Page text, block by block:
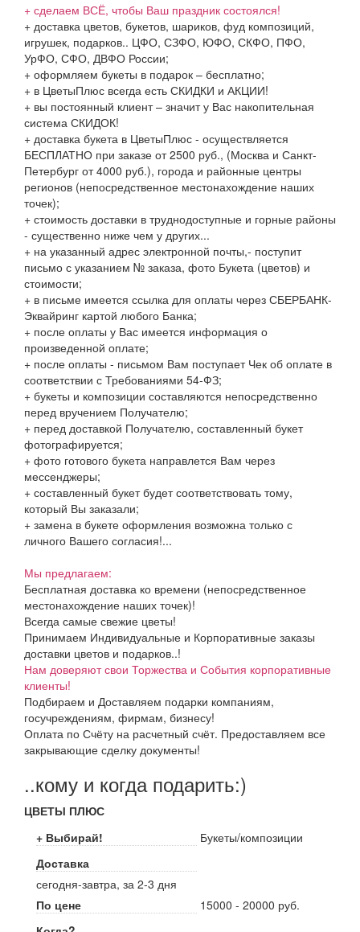
+ сделаем ВСЁ, чтобы Ваш праздник состоялся!
+ доставка цветов, букетов, шариков, фуд композиций,
игрушек, подарков.. ЦФО, СЗФО, ЮФО, СКФО, ПФО,
УрФО, СФО, ДВФО России;
+ оформляем букеты в подарок – бесплатно;
+ в ЦветыПлюс всегда есть СКИДКИ и АКЦИИ!
+ вы постоянный клиент – значит у Вас накопительная
система СКИДОК!
+ доставка букета в ЦветыПлюс - осуществляется
БЕСПЛАТНО при заказе от 2500 руб., (Москва и Санкт-
Петербург от 4000 руб.), города и районные центры
регионов (непосредственное местонахождение наших
точек);
+ стоимость доставки в труднодоступные и горные районы
- существенно ниже чем у других...
+ на указанный адрес электронной почты,- поступит
письмо с указанием № заказа, фото Букета (цветов) и
стоимости;
+ в письме имеется ссылка для оплаты через СБЕРБАНК-
Эквайринг картой любого Банка;
+ после оплаты у Вас имеется информация о
произведенной оплате;
+ после оплаты - письмом Вам поступает Чек об оплате в
соответствии с Требованиями 54-ФЗ;
+ букеты и композиции составляются непосредственно
перед вручением Получателю;
+ перед доставкой Получателю, составленный букет
фотографируется;
+ фото готового букета направлется Вам через
мессенджеры;
+ составленный букет будет соответствовать тому,
который Вы заказали;
+ замена в букете оформления возможна только с
личного Вашего согласия!...
Мы предлагаем:
Бесплатная доставка ко времени (непосредственное
местонахождение наших точек)!
Всегда самые свежие цветы!
Принимаем Индивидуальные и Корпоративные заказы
доставки цветов и подарков..!
Нам доверяют свои Торжества и События корпоративные
клиенты!
Подбираем и Доставляем подарки компаниям,
госучреждениям, фирмам, бизнесу!
Оплата по Счёту на расчетный счёт. Предоставляем все
закрывающие сделку документы!
..кому и когда подарить:)
ЦВЕТЫ ПЛЮС
+ Выбирай!
Букеты/композиции
Доставка
сегодня-завтра, за 2-3 дня
По цене
15000 - 20000 руб.